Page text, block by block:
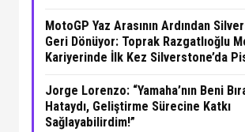
MotoGP Yaz Arasının Ardından
Geri Dönüyor: Toprak Razgatlıoğlu
Kariyerinde İlk Kez Silverstone’da
Jorge Lorenzo: “Yamaha’nın Beni
Hataydı, Geliştirme Sürecine Katkı
Sağlayabilirdim!”